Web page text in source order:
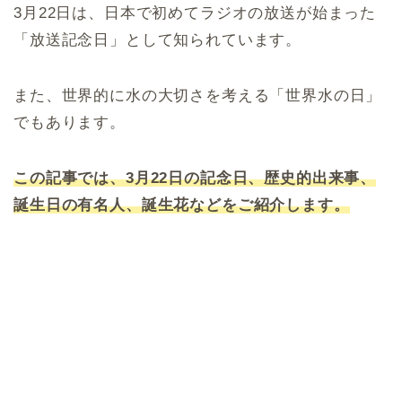
3月22日は、日本で初めてラジオの放送が始まった
「放送記念日」として知られています。
また、世界的に水の大切さを考える「世界水の日」
でもあります。
この記事では、3月22日の記念日、歴史的出来事、
誕生日の有名人、誕生花などをご紹介します。